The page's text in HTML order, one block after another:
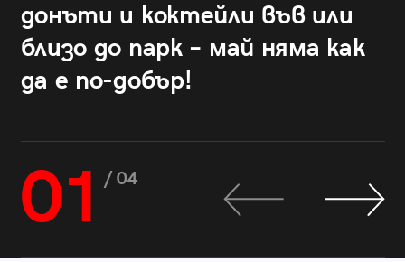
донъти и коктейли във или
близо до парк – май няма как
да е по-добър!
01 / 04